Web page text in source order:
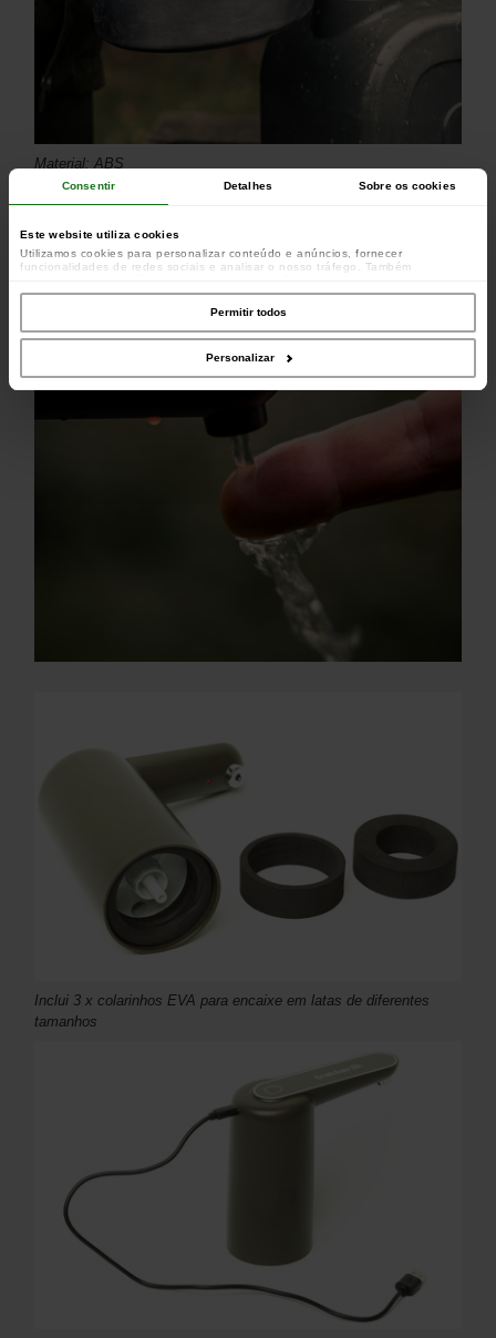
Consentir Detalhes Sobre os cookies
Este website utiliza cookies
Utilizamos cookies para personalizar conteúdo e anúncios, fornecer
funcionalidades de redes sociais e analisar o nosso tráfego. Também
parceiros de redes sociais, de publicidade e de análise, que as podem combinar
com outras informações que lhes forneceu ou recolhidas por estes a partir da
sua utilização dos respetivos serviços.
Permitir todos
Personalizar
Material: ABS
Transforma a maioria dos recipientes de água num sistema de
Inclui 3 x colarinhos EVA para encaixe em latas de diferentes
tamanhos